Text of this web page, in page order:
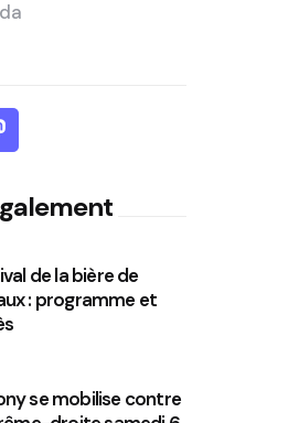
de la bière de
: programme et
se mobilise contre